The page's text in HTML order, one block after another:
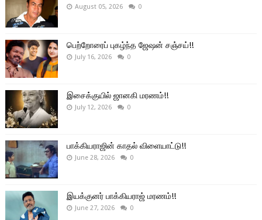
August 05, 2026 0
பெற்றோரைப் புகழ்ந்த ஜேஷன் சஞ்சய்!!
July 16, 2026 0
இசைக்குயில் ஜானகி மரணம்!!
July 12, 2026 0
பாக்கியராஜின் காதல் விளையாட்டு!!
June 28, 2026 0
இயக்குனர் பாக்கியராஜ் மரணம்!!
June 27, 2026 0